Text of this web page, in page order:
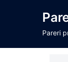
Pareri